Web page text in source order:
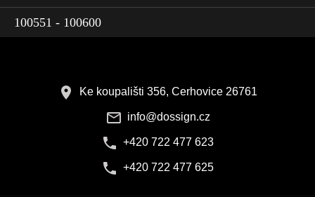
100551 - 100600
Ke koupališti 356, Cerhovice 26761
info@dossign.cz
+420 722 477 623
+420 722 477 625